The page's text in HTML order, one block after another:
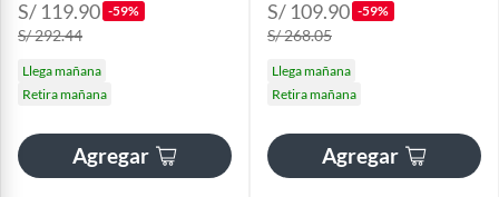
S/ 119.90 -59%
S/ 292.44
Llega mañana
Retira mañana
Agregar
S/ 109.90 -59%
S/ 268.05
Llega mañana
Retira mañana
Agregar